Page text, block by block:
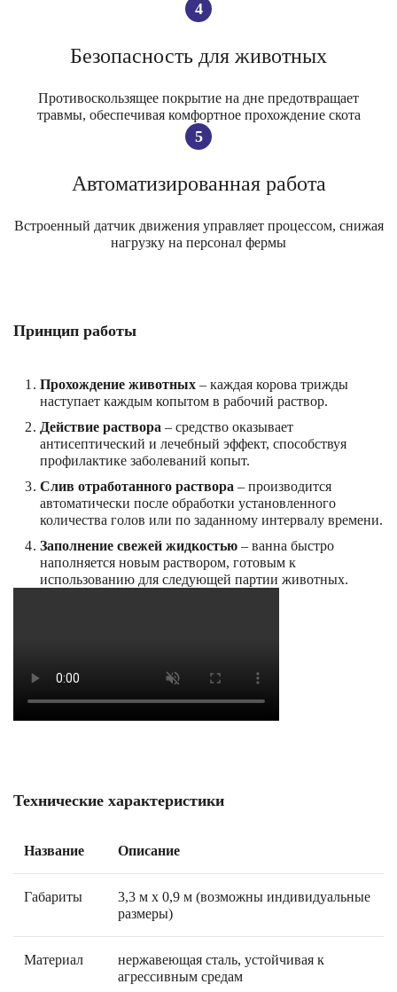
4
Безопасность для животных
Противоскользящее покрытие на дне предотвращает
травмы, обеспечивая комфортное прохождение скота
5
Автоматизированная работа
Встроенный датчик движения управляет процессом, снижая
нагрузку на персонал фермы
Принцип работы
Прохождение животных – каждая корова трижды
наступает каждым копытом в рабочий раствор.
Действие раствора – средство оказывает
антисептический и лечебный эффект, способствуя
профилактике заболеваний копыт.
Слив отработанного раствора – производится
автоматически после обработки установленного
количества голов или по заданному интервалу времени.
Заполнение свежей жидкостью – ванна быстро
наполняется новым раствором, готовым к
использованию для следующей партии животных.
Технические характеристики
Название Описание
Габариты
3,3 м х 0,9 м (возможны индивидуальные
размеры)
Материал
нержавеющая сталь, устойчивая к
агрессивным средам